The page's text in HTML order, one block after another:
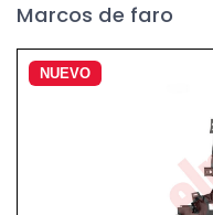
Marcos de faro
NUEVO